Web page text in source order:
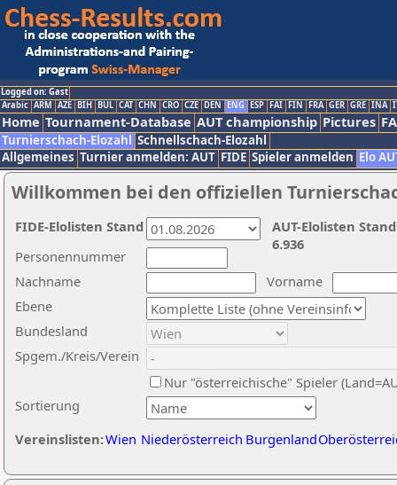
Logged on: Gast
Arabic ARM AZE BIH BUL CAT CHN CRO CZE DEN ENG ESP FAI FIN FRA GER GRE INA
Home Tournament-Database AUT championship Pictures
Turnierschach-Elozahl Schnellschach-Elozahl
Allgemeines Turnier anmelden: AUT FIDE Spieler anmelden Elo
Willkommen bei den offiziellen
Nachname
Vorname
Ebene
Sortierung
Personennummer
Bundesland
Spgem./Kreis/Verein
Nur "österreichische" Spieler
Vereinslisten:Wien Niederösterreich Burgenland
AUT-Elolisten
6.936
FIDE-Elolisten Stand